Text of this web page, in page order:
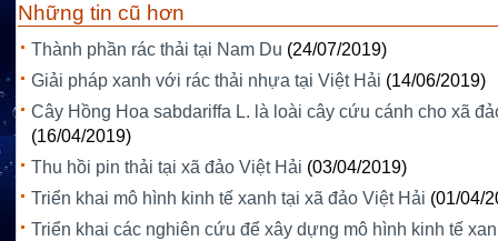
Những tin cũ hơn
Thành phần rác thải tại Nam Du (24/07/2019)
Giải pháp xanh với rác thải nhựa tại Việt Hải (14/06/2019)
Cây Hồng Hoa sabdariffa L. là loài cây cứu cánh cho xã
(16/04/2019)
Thu hồi pin thải tại xã đảo Việt Hải (03/04/2019)
Triển khai mô hình kinh tế xanh tại xã đảo Việt Hải (01/04/
Triển khai các nghiên cứu để xây dựng mô hình kinh tế